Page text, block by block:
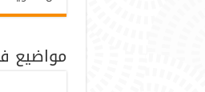
مواضيع